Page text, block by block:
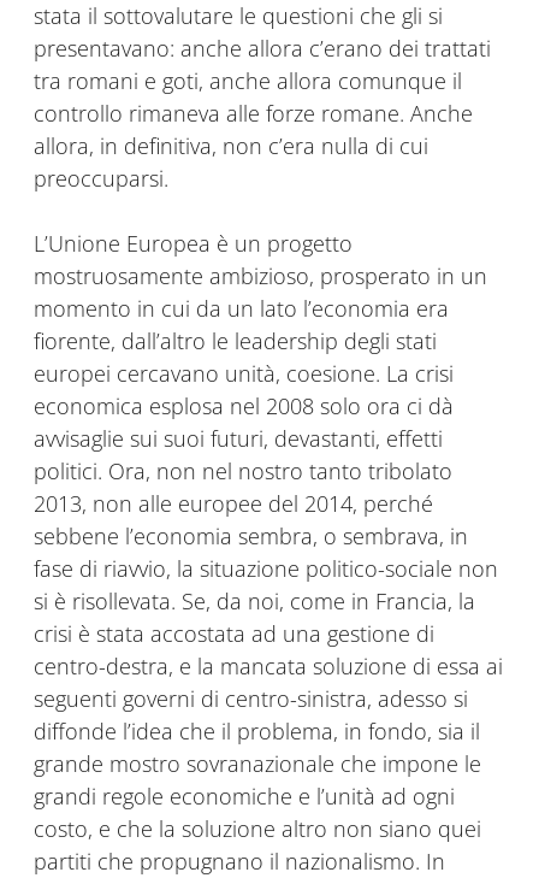
stata il sottovalutare le questioni che gli si
presentavano: anche allora c’erano dei trattati
tra romani e goti, anche allora comunque il
controllo rimaneva alle forze romane. Anche
allora, in definitiva, non c’era nulla di cui
preoccuparsi.
L’Unione Europea è un progetto
mostruosamente ambizioso, prosperato in un
momento in cui da un lato l’economia era
fiorente, dall’altro le leadership degli stati
europei cercavano unità, coesione. La crisi
economica esplosa nel 2008 solo ora ci dà
avvisaglie sui suoi futuri, devastanti, effetti
politici. Ora, non nel nostro tanto tribolato
2013, non alle europee del 2014, perché
sebbene l’economia sembra, o sembrava, in
fase di riavvio, la situazione politico-sociale non
si è risollevata. Se, da noi, come in Francia, la
crisi è stata accostata ad una gestione di
centro-destra, e la mancata soluzione di essa ai
seguenti governi di centro-sinistra, adesso si
diffonde l’idea che il problema, in fondo, sia il
grande mostro sovranazionale che impone le
grandi regole economiche e l’unità ad ogni
costo, e che la soluzione altro non siano quei
partiti che propugnano il nazionalismo. In